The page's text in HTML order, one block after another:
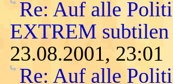
Re: Auf alle
EXTREM
23.08.2001, 23:01
Re: Auf alle